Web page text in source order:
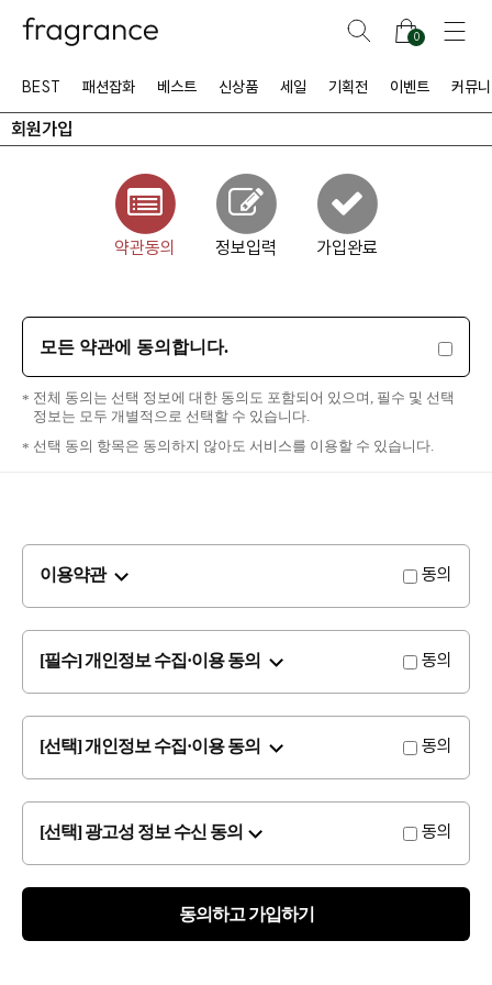
어요
0
BEST 패션잡화 베스트 신상품 세일 기획전 이벤트 커뮤
회원가입
약관동의 정보입력 가입완료
모든 약관에 동의합니다.
전체 동의는 선택 정보에 대한 동의도 포함되어 있으며, 필수 및 선택
정보는 모두 개별적으로 선택할 수 있습니다.
선택 동의 항목은 동의하지 않아도 서비스를 이용할 수 있습니다.
이용약관 동의
[필수] 개인정보 수집·이용 동의 동의
[선택] 개인정보 수집·이용 동의 동의
[선택] 광고성 정보 수신 동의 동의
동의하고 가입하기